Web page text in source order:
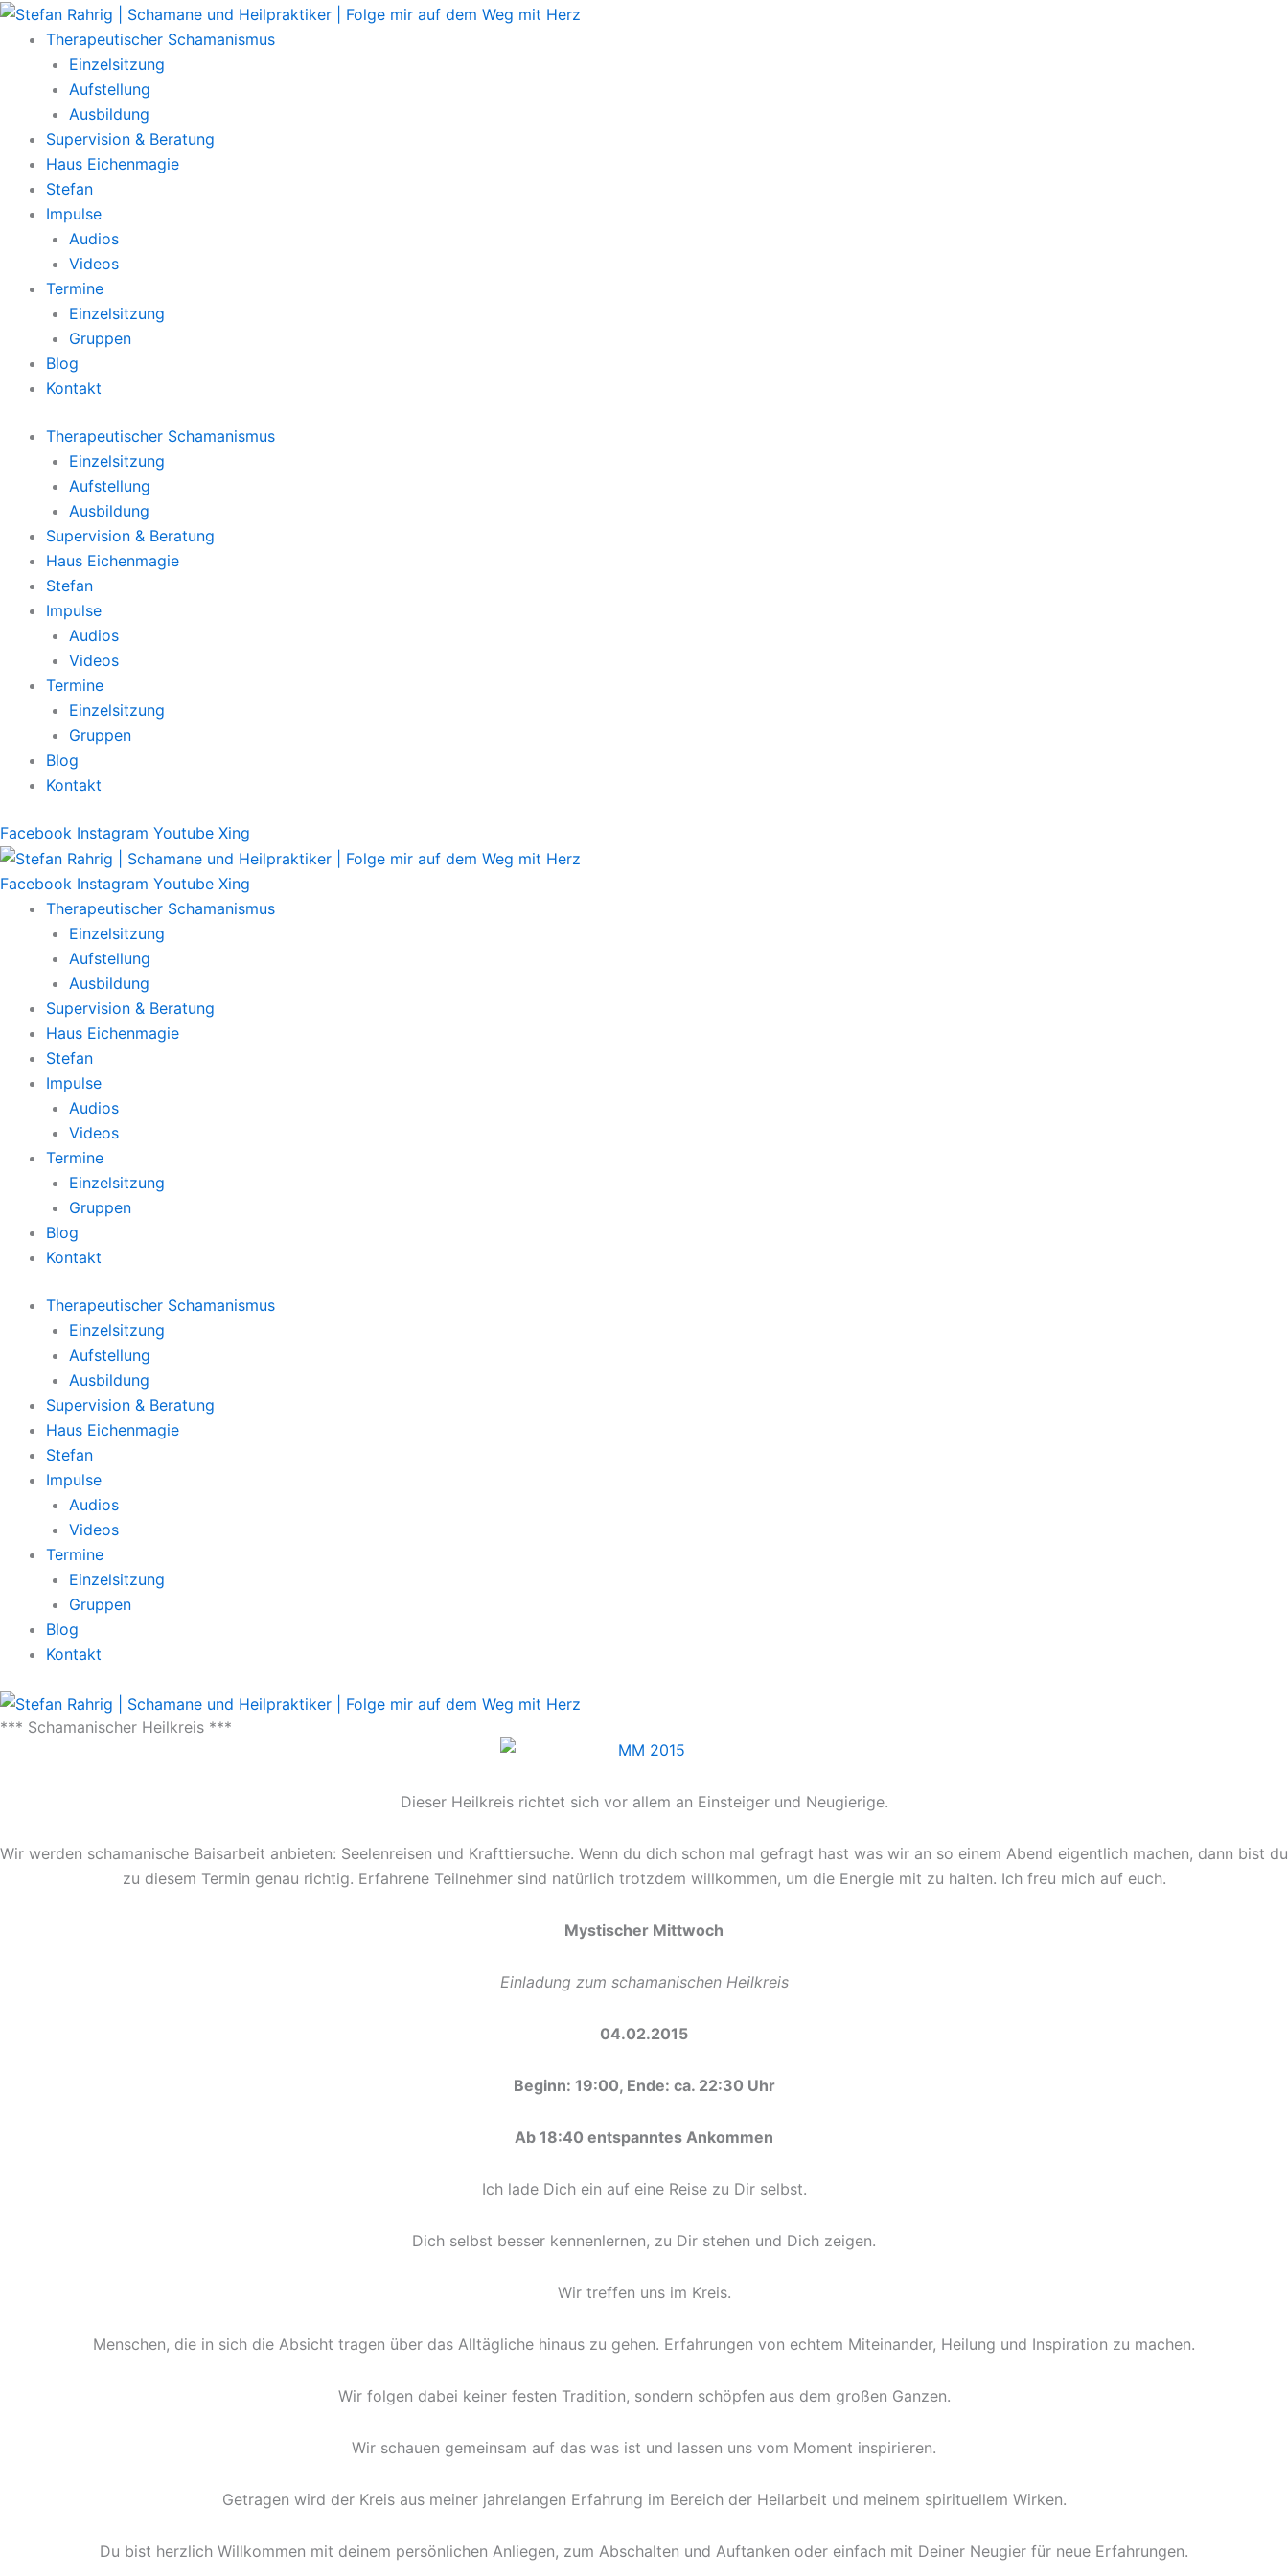
Zum
Inhalt
springen
Therapeutischer Schamanismus
Einzelsitzung
Aufstellung
Ausbildung
Supervision & Beratung
Haus Eichenmagie
Stefan
Impulse
Audios
Videos
Termine
Einzelsitzung
Gruppen
Blog
Kontakt
Therapeutischer Schamanismus
Einzelsitzung
Aufstellung
Ausbildung
Supervision & Beratung
Haus Eichenmagie
Stefan
Impulse
Audios
Videos
Termine
Einzelsitzung
Gruppen
Blog
Kontakt
Facebook Instagram Youtube Xing
Facebook Instagram Youtube Xing
Therapeutischer Schamanismus
Einzelsitzung
Aufstellung
Ausbildung
Supervision & Beratung
Haus Eichenmagie
Stefan
Impulse
Audios
Videos
Termine
Einzelsitzung
Gruppen
Blog
Kontakt
Therapeutischer Schamanismus
Einzelsitzung
Aufstellung
Ausbildung
Supervision & Beratung
Haus Eichenmagie
Stefan
Impulse
Audios
Videos
Termine
Einzelsitzung
Gruppen
Blog
Kontakt
*** Schamanischer Heilkreis ***
Dieser Heilkreis richtet sich vor allem an Einsteiger und Neugierige.
Wir werden schamanische Baisarbeit anbieten: Seelenreisen und Krafttiersuche. Wenn du dich schon mal gefragt hast was wir an so einem Abend eigentlich machen, dann bist du
zu diesem Termin genau richtig. Erfahrene Teilnehmer sind natürlich trotzdem willkommen, um die Energie mit zu halten. Ich freu mich auf euch.
Mystischer Mittwoch
Einladung zum schamanischen Heilkreis
04.02.2015
Beginn: 19:00, Ende: ca. 22:30 Uhr
Ab 18:40 entspanntes Ankommen
Ich lade Dich ein auf eine Reise zu Dir selbst.
Dich selbst besser kennenlernen, zu Dir stehen und Dich zeigen.
Wir treffen uns im Kreis.
Menschen, die in sich die Absicht tragen über das Alltägliche hinaus zu gehen. Erfahrungen von echtem Miteinander, Heilung und Inspiration zu machen.
Wir folgen dabei keiner festen Tradition, sondern schöpfen aus dem großen Ganzen.
Wir schauen gemeinsam auf das was ist und lassen uns vom Moment inspirieren.
Getragen wird der Kreis aus meiner jahrelangen Erfahrung im Bereich der Heilarbeit und meinem spirituellem Wirken.
Du bist herzlich Willkommen mit deinem persönlichen Anliegen, zum Abschalten und Auftanken oder einfach mit Deiner Neugier für neue Erfahrungen.
Main
Menu